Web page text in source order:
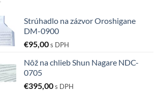
Strúhadlo na zázvor Oroshigane
DM-0900
€95,00s DPH
Nôž na chlieb Shun Nagare NDC-
0705
€395,00s DPH